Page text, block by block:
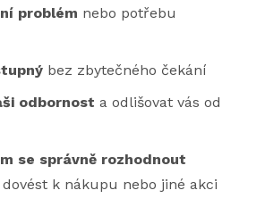
problém nebo potřebu
bez zbytečného čekání
odbornost a odlišovat vás od
se správně rozhodnout
k nákupu nebo jiné akci